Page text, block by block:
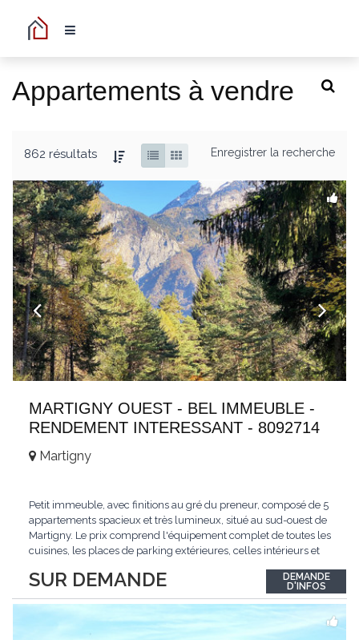
Appartements à vendre
862 résultats Enregistrer la recherche
MARTIGNY OUEST - BEL IMMEUBLE -
RENDEMENT INTERESSANT - 8092714
SUR DEMANDE
Martigny
Petit immeuble, avec finitions au gré du preneur, composé de 5
appartements spacieux et très lumineux, situé au sud-ouest de
Martigny. Le prix comprend l'équipement complet de toutes les
cuisines, les places de parking extérieures, celles intérieurs et
opportunité exclusive avec un rendement intéressant. Plus
d'informations...
DEMANDE
D'INFOS